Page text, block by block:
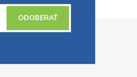
ODOBERAŤ